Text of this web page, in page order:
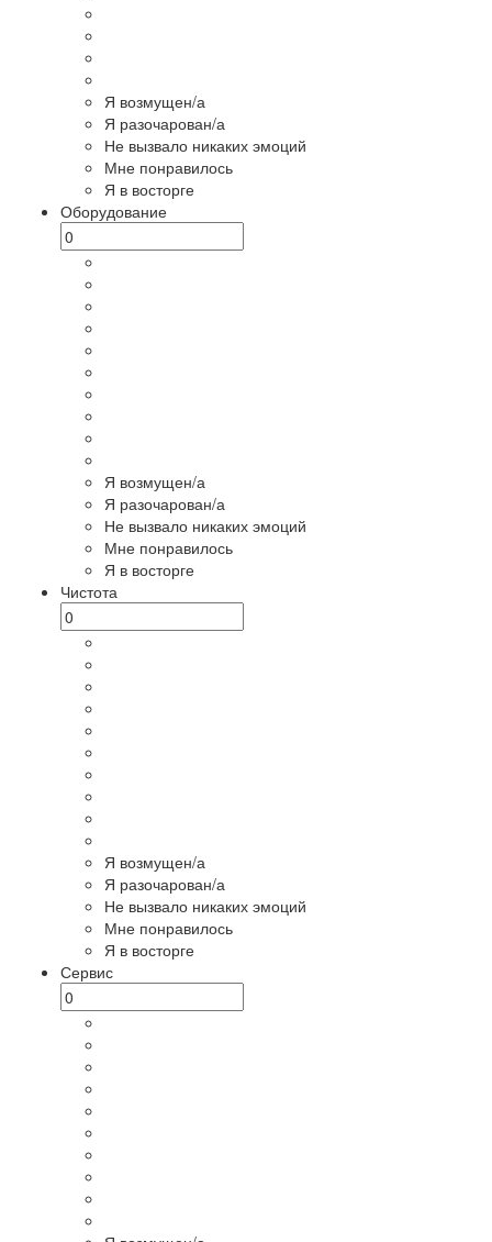
Я возмущен/а
Я разочарован/а
Не вызвало никаких эмоций
Мне понравилось
Я в восторге
Оборудование
Я возмущен/а
Я разочарован/а
Не вызвало никаких эмоций
Мне понравилось
Я в восторге
Чистота
Я возмущен/а
Я разочарован/а
Не вызвало никаких эмоций
Мне понравилось
Я в восторге
Сервис